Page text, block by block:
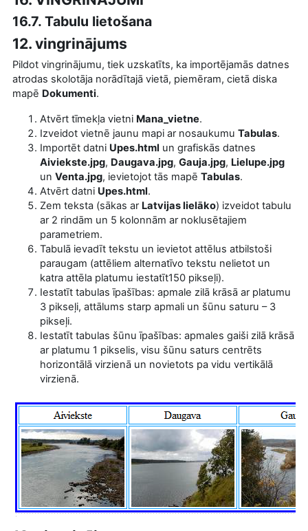
16.7. Tabulu lietošana
12. vingrinājums
Pildot vingrinājumu, tiek uzskatīts, ka importējamās datnes
atrodas skolotāja norādītajā vietā, piemēram, cietā diska
mapē Dokumenti.
Atvērt tīmekļa vietni Mana_vietne.
Izveidot vietnē jaunu mapi ar nosaukumu Tabulas.
Importēt datni Upes.html un grafiskās datnes
Aiviekste.jpg, Daugava.jpg, Gauja.jpg, Lielupe.jpg
un Venta.jpg, ievietojot tās mapē Tabulas.
Atvērt datni Upes.html.
Zem teksta (sākas ar Latvijas lielāko) izveidot tabulu
ar 2 rindām un 5 kolonnām ar noklusētajiem
parametriem.
Tabulā ievadīt tekstu un ievietot attēlus atbilstoši
paraugam (attēliem alternatīvo tekstu nelietot un
katra attēla platumu iestatīt150 pikseļi).
Iestatīt tabulas īpašības: apmale zilā krāsā ar platumu
3 pikseļi, attālums starp apmali un šūnu saturu – 3
pikseļi.
Iestatīt tabulas šūnu īpašības: apmales gaiši zilā krāsā
ar platumu 1 pikselis, visu šūnu saturs centrēts
horizontālā virzienā un novietots pa vidu vertikālā
virzienā.